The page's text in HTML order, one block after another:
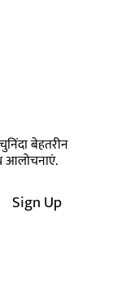
बेहतरीन
आलोचनाएं.
Sign Up